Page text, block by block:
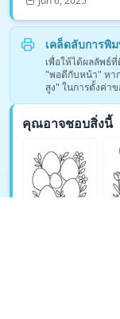
เคล็ดลับการพิ
เพื่อให้ได้ผลลัพธ์
"พอดีกับหน้า" หา
สูง" ในการตั้งค่า
คุณอาจชอบสิ่งนี้